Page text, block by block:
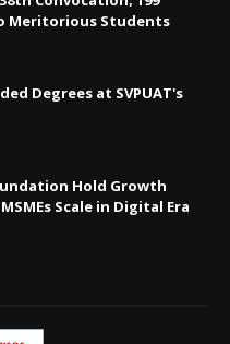
Meritorious Students
Degrees at SVPUAT's
Hold Growth
Scale in Digital Era